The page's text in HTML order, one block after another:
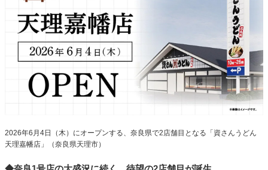
W
S
「
み
よ
か
2026年6月4日（木）にオープンする、奈良県で2店舗目となる「資さんうどん
天理嘉幡店」（奈良県天理市）